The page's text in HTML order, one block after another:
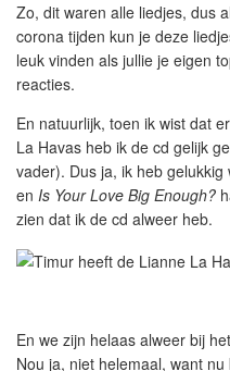
Zo, dit waren alle liedjes, dus
corona tijden kun je deze
leuk vinden als jullie je eigen
reacties.
En natuurlijk, toen ik wist dat
La Havas heb ik de cd gelijk
vader). Dus ja, ik heb gelukkig
en Is Your Love Big Enough?
zien dat ik de cd alweer heb.
En we zijn helaas alweer bij
Nou ja, niet helemaal, want